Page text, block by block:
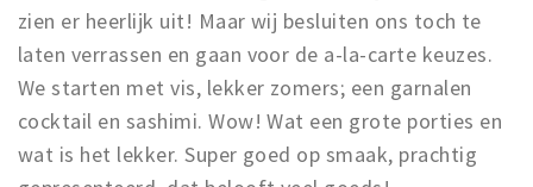
zien er heerlijk uit! Maar wij besluiten ons toch te
laten verrassen en gaan voor de a-la-carte keuzes.
We starten met vis, lekker zomers; een garnalen
cocktail en sashimi. Wow! Wat een grote porties en
wat is het lekker. Super goed op smaak, prachtig